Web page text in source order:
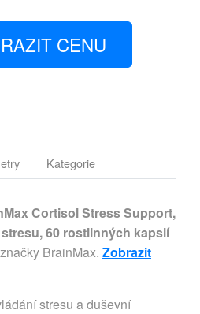
CENU
Kategorie
Cortisol Stress Support,
60 rostlinných kapslí
BrainMax. Zobrazit
stresu a duševní